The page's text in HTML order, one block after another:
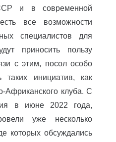
и в современной
все возможности
специалистов для
приносить пользу
с этим, посол особо
таких инициатив, как
Африканского клуба. С
в июне 2022 года,
уже несколько
которых обсуждались